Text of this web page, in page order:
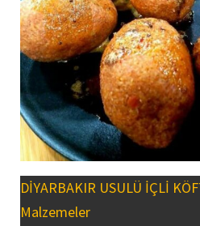
DİYARBAKIR USULÜ İÇLİ
Malzemeler